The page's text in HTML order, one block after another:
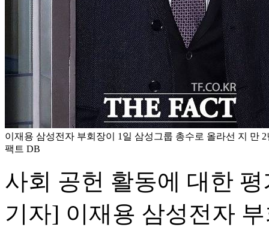
이재용 삼성전자 부회장이 1일 삼성그룹 총수로 올라선 지 만
팩트 DB
사회 공헌 활동에 대한
기자] 이재용 삼성전자